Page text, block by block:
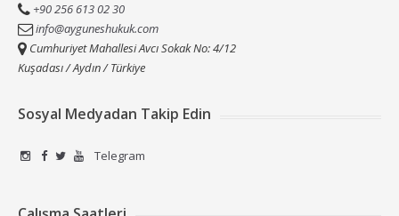
+90 256 613 02 30
info@ayguneshukuk.com
Cumhuriyet Mahallesi Avcı Sokak No: 4/12
Kuşadası / Aydın / Türkiye
Sosyal Medyadan Takip Edin
Telegram